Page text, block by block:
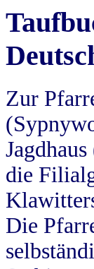
Zur
die
Die